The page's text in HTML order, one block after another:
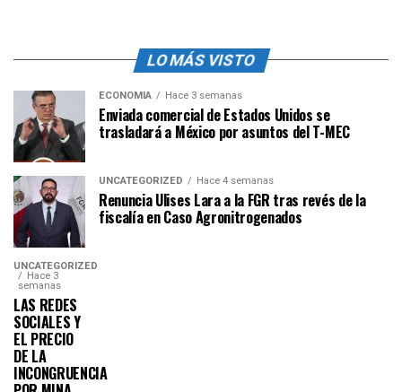
LO MÁS VISTO
ECONOMÍA Hace 3 semanas
Enviada comercial de Estados Unidos se
trasladará a México por asuntos del T-MEC
UNCATEGORIZED Hace 4 semanas
Renuncia Ulises Lara a la FGR tras revés de la
fiscalía en Caso Agronitrogenados
UNCATEGORIZED
Hace 3
semanas
LAS REDES
SOCIALES Y
EL PRECIO
DE LA
INCONGRUENCIA